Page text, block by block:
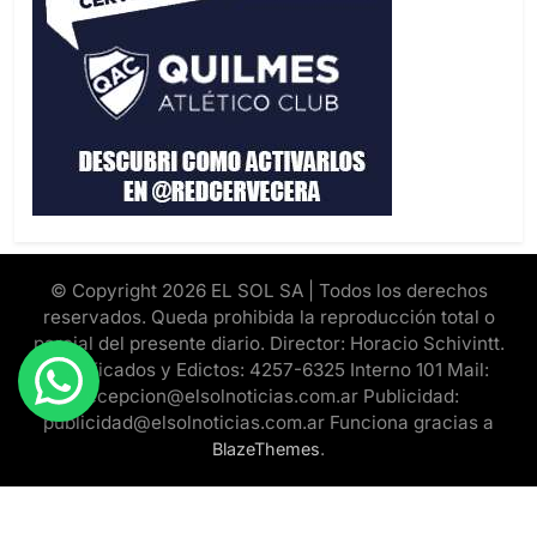
© Copyright 2026 EL SOL SA | Todos los derechos
reservados. Queda prohibida la reproducción total o
parcial del presente diario. Director: Horacio Schivintt.
Clasificados y Edictos: 4257-6325 Interno 101 Mail:
recepcion@elsolnoticias.com.ar Publicidad:
publicidad@elsolnoticias.com.ar Funciona gracias a
BlazeThemes.